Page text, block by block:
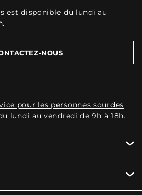
est disponible du lundi au
NOUS
pour les personnes sourdes
lundi au vendredi de 9h à 18h.